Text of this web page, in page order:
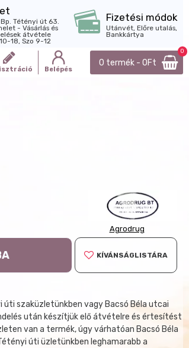
Bp. Tétényi út 63.
- Vásárlás és
átvétele
18, Szo 9-12
Fizetési módok
Utánvét, Előre utalás,
Bankkártya
Belépés
0 termék - 0Ft
0
Agrodrug
KÍVÁNSÁGLISTÁRA
szaküzletünkben vagy Bacsó Béla utcai
után készítjük elő átvételre és értesítést
van a termék, úgy várhatóan Bacsó Béla
úti üzletünkben leghamarabb a